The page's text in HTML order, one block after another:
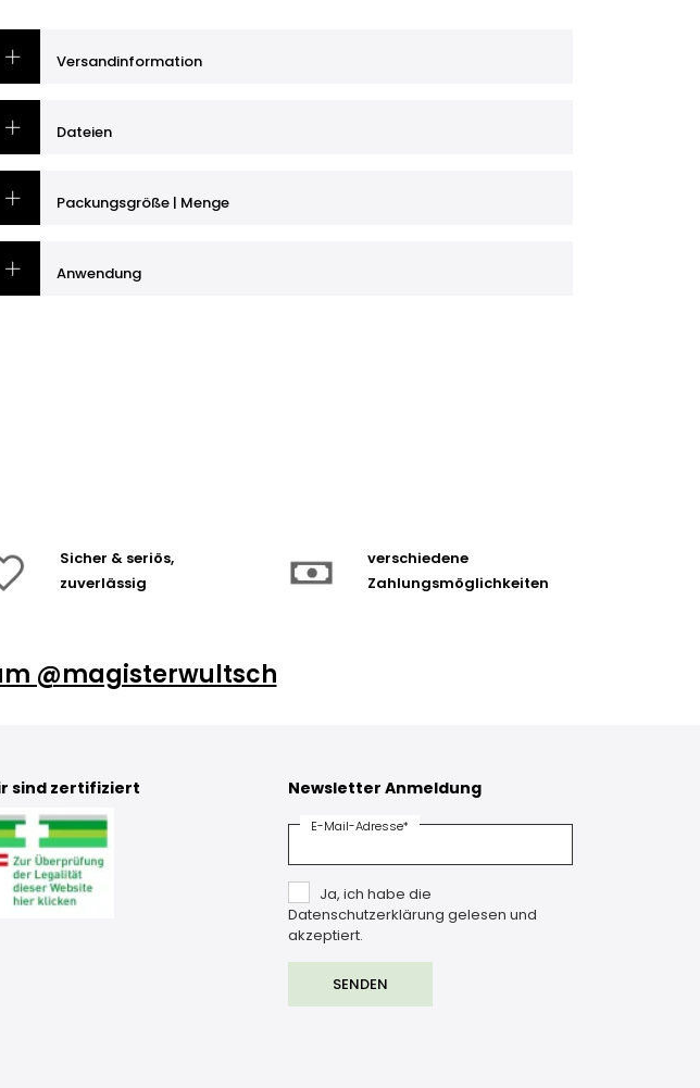
Versandinformation
Dateien
Packungsgröße | Menge
Anwendung
Sicher & seriös,
zuverlässig
verschiedene
Zahlungsmöglichkeiten
@magisterwultsch
sind zertifiziert Newsletter Anmeldung
E-Mail-Adresse*
Ja, ich habe die
Datenschutzerklärung gelesen und
akzeptiert.